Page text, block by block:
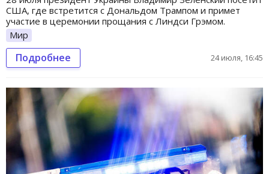
США, где встретится с Дональдом Трампом и примет
участие в церемонии прощания с Линдси Грэмом.
Мир
Подробнее 24 июля, 16:45